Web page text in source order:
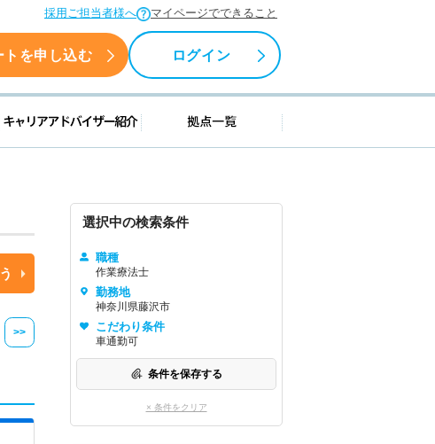
採用ご担当者様へ マイページでできること
トを申し込む ログイン
転職支援情報 キャリアアドバイザー紹介 拠点一覧
>>
選択中の検索条件
職種
作業療法士
勤務地
神奈川県藤沢市
こだわり条件
車通勤可
条件を保存する
× 条件をクリア